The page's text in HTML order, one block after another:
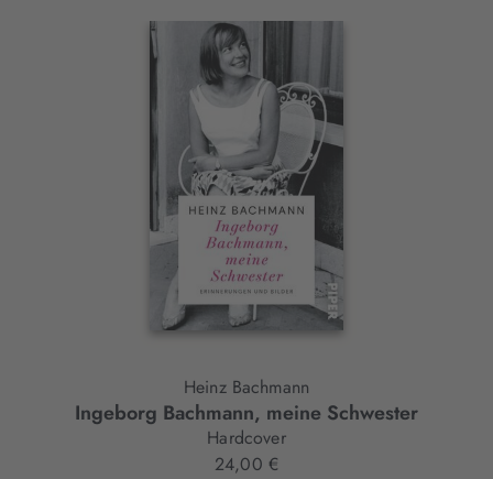
Interaktives
Heinz Bachmann
Ingeborg Bachmann, meine Schwester
Hardcover
24,00 €